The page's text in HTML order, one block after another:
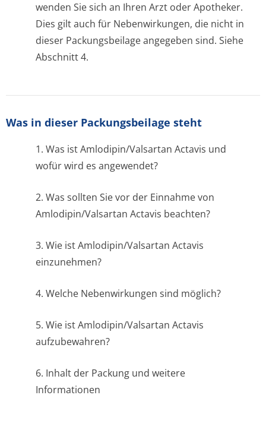
wenden Sie sich an Ihren Arzt oder Apotheker.
Dies gilt auch für Nebenwirkungen, die nicht in
dieser Packungsbeilage angegeben sind. Siehe
Abschnitt 4.
Was in dieser Packungsbeilage steht
1. Was ist Amlodipin/Valsartan Actavis und
wofür wird es angewendet?
2. Was sollten Sie vor der Einnahme von
Amlodipin/Valsartan Actavis beachten?
3. Wie ist Amlodipin/Valsartan Actavis
einzunehmen?
4. Welche Nebenwirkungen sind möglich?
5. Wie ist Amlodipin/Valsartan Actavis
aufzubewahren?
6. Inhalt der Packung und weitere
Informationen